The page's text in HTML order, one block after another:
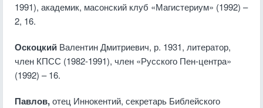
1991), академик, масонский клуб «Магистериум» (1992) –
2, 16.
Оскоцкий Валентин Дмитриевич, р. 1931, литератор,
член КПСС (1982-1991), член «Русского Пен-центра»
(1992) – 16.
Павлов,отец Иннокентий, секретарь Библейского